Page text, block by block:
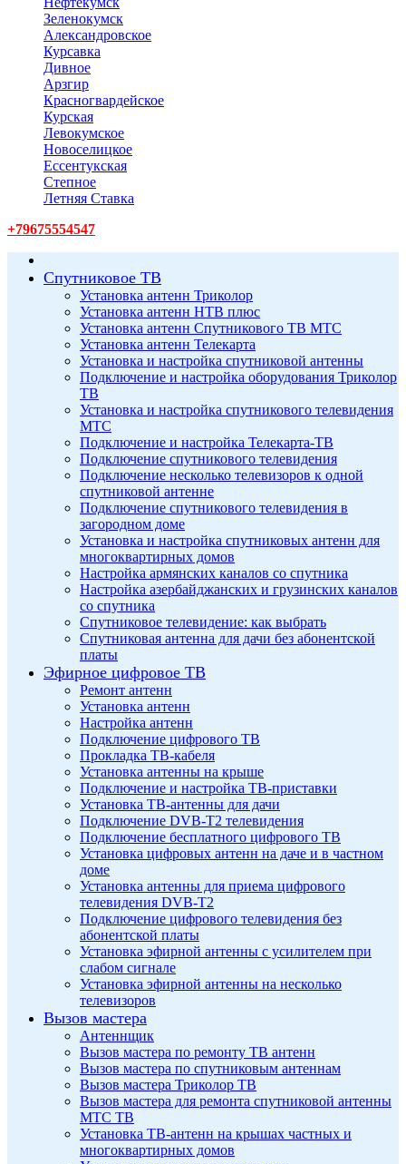
Зеленокумск
Александровское
Курсавка
Дивное
Арзгир
Красногвардейское
Курская
Левокумское
Новоселицкое
Ессентукская
Степное
Летняя Ставка
+79675554547
Спутниковое ТВ
Установка антенн Триколор
Установка антенн НТВ плюс
Установка антенн Спутникового ТВ МТС
Установка антенн Телекарта
Установка и настройка спутниковой антенны
Подключение и настройка оборудования Триколор
ТВ
Установка и настройка спутникового телевидения
МТС
Подключение и настройка Телекарта-ТВ
Подключение спутникового телевидения
Подключение несколько телевизоров к одной
спутниковой антенне
Подключение спутникового телевидения в
загородном доме
Установка и настройка спутниковых антенн для
многоквартирных домов
Настройка армянских каналов со спутника
Настройка азербайджанских и грузинских каналов
со спутника
Спутниковое телевидение: как выбрать
Спутниковая антенна для дачи без абонентской
платы
Эфирное цифровое ТВ
Ремонт антенн
Установка антенн
Настройка антенн
Подключение цифрового ТВ
Прокладка ТВ-кабеля
Установка антенны на крыше
Подключение и настройка ТВ-приставки
Установка ТВ-антенны для дачи
Подключение DVB-T2 телевидения
Подключение бесплатного цифрового ТВ
Установка цифровых антенн на даче и в частном
доме
Установка антенны для приема цифрового
телевидения DVB-T2
Подключение цифрового телевидения без
абонентской платы
Установка эфирной антенны с усилителем при
слабом сигнале
Установка эфирной антенны на несколько
телевизоров
Вызов мастера
Антеннщик
Вызов мастера по ремонту ТВ антенн
Вызов мастера по спутниковым антеннам
Вызов мастера Триколор ТВ
Вызов мастера для ремонта спутниковой антенны
МТС ТВ
Установка ТВ-антенн на крышах частных и
многоквартирных домов